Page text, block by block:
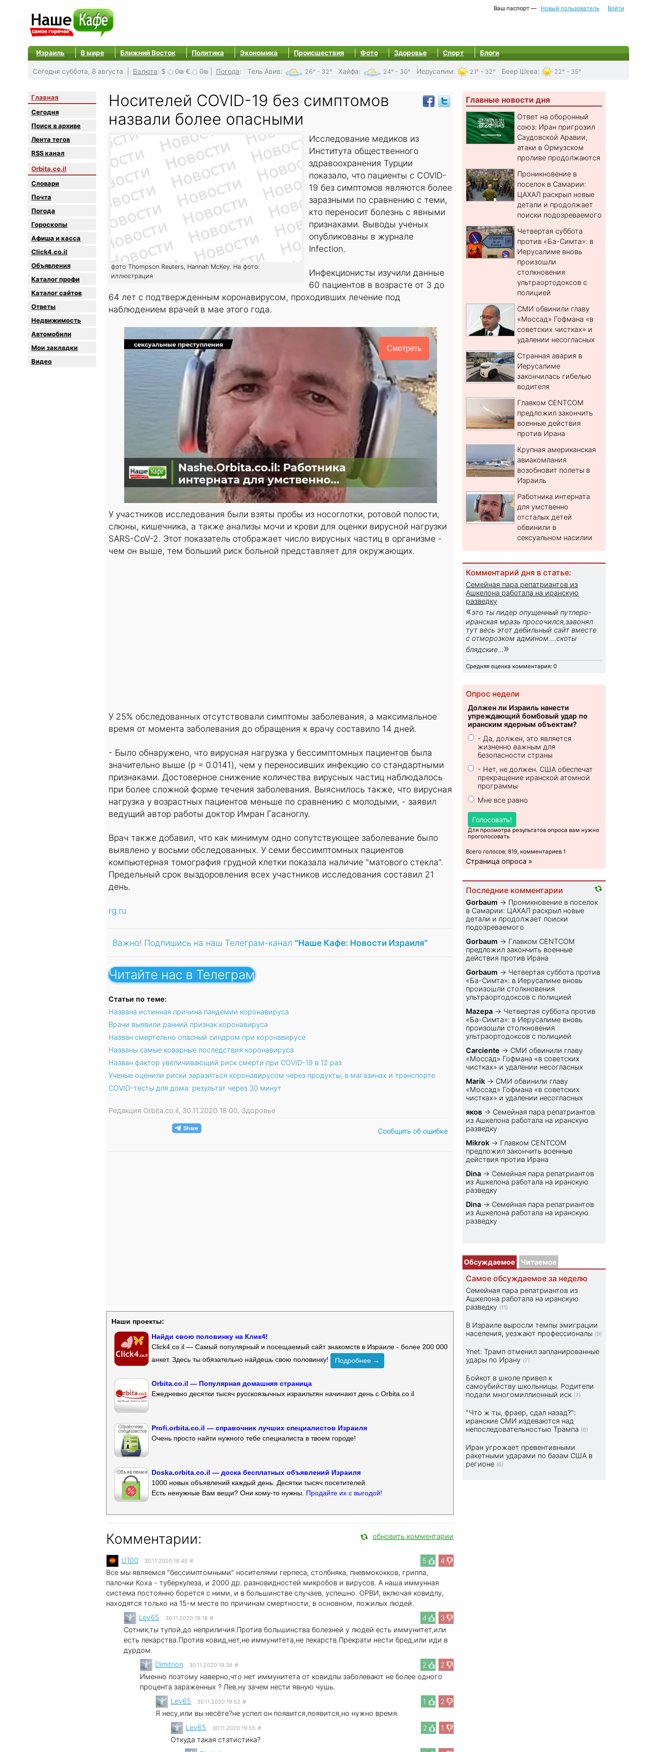
Ваш паспорт — Новый пользователь Войти
Израиль В мире Ближний Восток Политика Экономика Происшествия Фото Здоровье Спорт Блоги
Сегодня суббота, 8 августа | Валюта: $ 0₪ € 0₪ Погода: Тель Авив: 26° - 32° Хайфа: 24° - 30° Иерусалим: 21° - 32° Беер Шева: 22° - 35°
Главная
Сегодня
Поиск в архиве
Лента тегов
RSS канал
Orbita.co.il
Словари
Почта
Погода
Гороскопы
Афиша и касса
Click4.co.il
Объявления
Каталог профи
Каталог сайтов
Oтветы
Недвижимость
Автомобили
Мои закладки
Видео
Носителей COVID-19 без симптомов
назвали более опасными
фото Thompson Reuters, Hannah McKey. На фото:
иллюстрация
Исследование медиков из
Института общественного
здравоохранения Турции
показало, что пациенты с COVID-
19 без симптомов являются более
заразными по сравнению с теми,
кто переносит болезнь с явными
признаками. Выводы ученых
опубликованы в журнале
Infection.
Инфекционисты изучили данные
60 пациентов в возрасте от 3 до
64 лет с подтвержденным коронавирусом, проходивших лечение под
наблюдением врачей в мае этого года.
Смотреть
У участников исследования были взяты пробы из носоглотки, ротовой полости,
слюны, кишечника, а также анализы мочи и крови для оценки вирусной нагрузки
SARS-CoV-2. Этот показатель отображает число вирусных частиц в организме -
чем он выше, тем больший риск больной представляет для окружающих.
У 25% обследованных отсутствовали симптомы заболевания, а максимальное
время от момента заболевания до обращения к врачу составило 14 дней.
- Было обнаружено, что вирусная нагрузка у бессимптомных пациентов была
значительно выше (p = 0.0141), чем у переносивших инфекцию со стандартными
признаками. Достоверное снижение количества вирусных частиц наблюдалось
при более сложной форме течения заболевания. Выяснилось также, что вирусная
нагрузка у возрастных пациентов меньше по сравнению с молодыми, - заявил
ведущий автор работы доктор Имран Гасаноглу.
Врач также добавил, что как минимум одно сопутствующее заболевание было
выявлено у восьми обследованных. У семи бессимптомных пациентов
компьютерная томография грудной клетки показала наличие "матового стекла".
Предельный срок выздоровления всех участников исследования составил 21
день.
rg.ru
Важно! Подпишись на наш Телеграм-канал "Наше Кафе: Новости Израиля"
Читайте нас в Телеграм
Статьи по теме:
Названа истинная причина пандемии коронавируса
Врачи выявили ранний признак коронавируса
Назван смертельно опасный синдром при коронавирусе
Названы самые коварные последствия коронавируса
Назван фактор увеличивающий риск смерти при COVID-19 в 12 раз
Ученые оценили риски заразиться коронавирусом через продукты, в магазинах и транспорте
COVID-тесты для дома: результат через 30 минут
Редакция Orbita.co.il, 30.11.2020 18:00, Здоровье
Сообщить об ошибке
Наши проекты:
Найди свою половинку на Клик4!
Click4.co.il — Самый популярный и посещаемый сайт знакомств в Израиле - более 200 000
анкет. Здесь ты обязательно найдешь свою половинку!
Подробнее →
Orbita.co.il — Популярная домашняя страница
Ежедневно десятки тысяч русскоязычных израильтян начинают день с Orbita.co.il
Profi.orbita.co.il — справочник лучших специалистов Израиля
Очень просто найти нужного тебе специалиста в твоем городе!
Doska.orbita.co.il — доска бесплатных объявлений Израиля
1000 новых объявлений каждый день. Десятки тысяч посетителей.
Есть ненужные Вам вещи? Они кому-то нужны. Продайте их с выгодой!
Комментарии: обновить комментарии
5 4
U100 30.11.2020 18:45 #
Все мы являемся "бессимптомными" носителями герпеса, столбняка, пневмококков, гриппа,
палочки Коха - туберкулеза, и 2000 др. разновидностей микробов и вирусов. А наша иммунная
система постоянно борется с ними, и в большинстве случаев, успешно. ОРВИ, включая ковидлу,
находятся только на 15-м месте по причинам смертности, в основном, пожилых людей.
4
3
Lev65 30.11.2020 19:18 #
Сотник,ты тупой,до неприличия.Против большинства болезней у людей есть иммунитет,или
есть лекарства.Против ковид,нет,не иммунитета,не лекарств.Прекрати нести бред,или иди в
дурдом.
2
2
Dimitrion 30.11.2020 19:36 #
Именно поэтому наверно,что нет иммунитета от ковидлы заболевают не более одного
процента зараженных ? Лев,ну зачем нести явную чушь.
1
2
Lev65 30.11.2020 19:52 #
Я несу,или вы несёте?не успел он появится,появится,но нужно время.
2
1
Lev65 30.11.2020 19:55 #
Откуда такая статистика?
Главные новости дня
Ответ на оборонный
союз: Иран пригрозил
Саудовской Аравии,
атаки в Ормузском
проливе продолжаются
Проникновение в
поселок в Самарии:
ЦАХАЛ раскрыл новые
детали и продолжает
поиски подозреваемого
Четвертая суббота
против «Ба-Симта»: в
Иерусалиме вновь
произошли
столкновения
ультраортодоксов с
полицией
СМИ обвинили главу
«Моссад» Гофмана «в
советских чистках» и
удалении несогласных
Странная авария в
Иерусалиме
закончилась гибелью
водителя
Главком CENTCOM
предложил закончить
военные действия
против Ирана
Крупная американская
авиакомпания
возобновит полеты в
Израиль
Работника интерната
для умственно
отсталых детей
обвинили в
сексуальном насилии
Комментарий дня в статье:
Семейная пара репатриантов из
Ашкелона работала на иранскую
разведку
«это ты пидер опущенный путлеро-
иранская мразь просочился,завонял
тут весь этот дебильный сайт вместе
с отморозком админом....скоты
блядские... »
Средняя оценка комментария: 0
Опрос недели
Должен ли Израиль нанести
упреждающий бомбовый удар по
иранским ядерным объектам?
- Да, должен, это является
жизненно важным для
безопасности страны
- Нет, не должен. США обеспечат
прекращение иранской атомной
программы
Мне все равно
Голосовать!
Для просмотра результатов опроса вам нужно
проголосовать
Всего голосов: 819, комментариев 1
Страница опроса »
Последние комментарии
Gorbaum → Проникновение в поселок
в Самарии: ЦАХАЛ раскрыл новые
детали и продолжает поиски
подозреваемого
Gorbaum → Главком CENTCOM
предложил закончить военные
действия против Ирана
Gorbaum → Четвертая суббота против
«Ба-Симта»: в Иерусалиме вновь
произошли столкновения
ультраортодоксов с полицией
Mazepa → Четвертая суббота против
«Ба-Симта»: в Иерусалиме вновь
произошли столкновения
ультраортодоксов с полицией
Carciente → СМИ обвинили главу
«Моссад» Гофмана «в советских
чистках» и удалении несогласных
Marik → СМИ обвинили главу
«Моссад» Гофмана «в советских
чистках» и удалении несогласных
яков → Семейная пара репатриантов
из Ашкелона работала на иранскую
разведку
Mikrok → Главком CENTCOM
предложил закончить военные
действия против Ирана
Dina → Семейная пара репатриантов
из Ашкелона работала на иранскую
разведку
Dina → Семейная пара репатриантов
из Ашкелона работала на иранскую
разведку
Обсуждаемое Читаемое
Самое обсуждаемое за неделю
Семейная пара репатриантов из
Ашкелона работала на иранскую
разведку (11)
В Израиле выросли темпы эмиграции
населения, уезжают профессионалы (9)
Ynet: Трамп отменил запланированные
удары по Ирану (7)
Бойкот в школе привел к
самоубийству школьницы. Родители
подали многомиллионный иск (7)
"Что ж ты, фраер, сдал назад?":
иранские СМИ издеваются над
непоследовательностью Трампа (6)
Иран угрожает превентивными
ракетными ударами по базам США в
регионе (6)